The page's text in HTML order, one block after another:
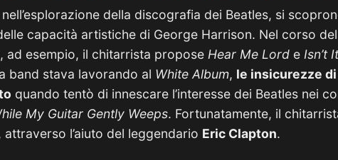
della discografia dei Beatles, si
capacità artistiche di George Harrison. Nel corso
, ad esempio, il chitarrista propose Hear Me Lord e Isn’t
band stava lavorando al White Album, le insicurezze
quando tentò di innescare l’interesse dei Beatles nei
My Guitar Gently Weeps. Fortunatamente, il
l’aiuto del leggendario Eric Clapton.